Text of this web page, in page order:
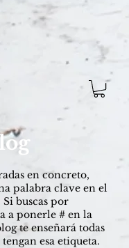
​en concreto,
palabra clave en el
buscas por
a ponerle # en la
te enseñará todas
esa etiqueta.